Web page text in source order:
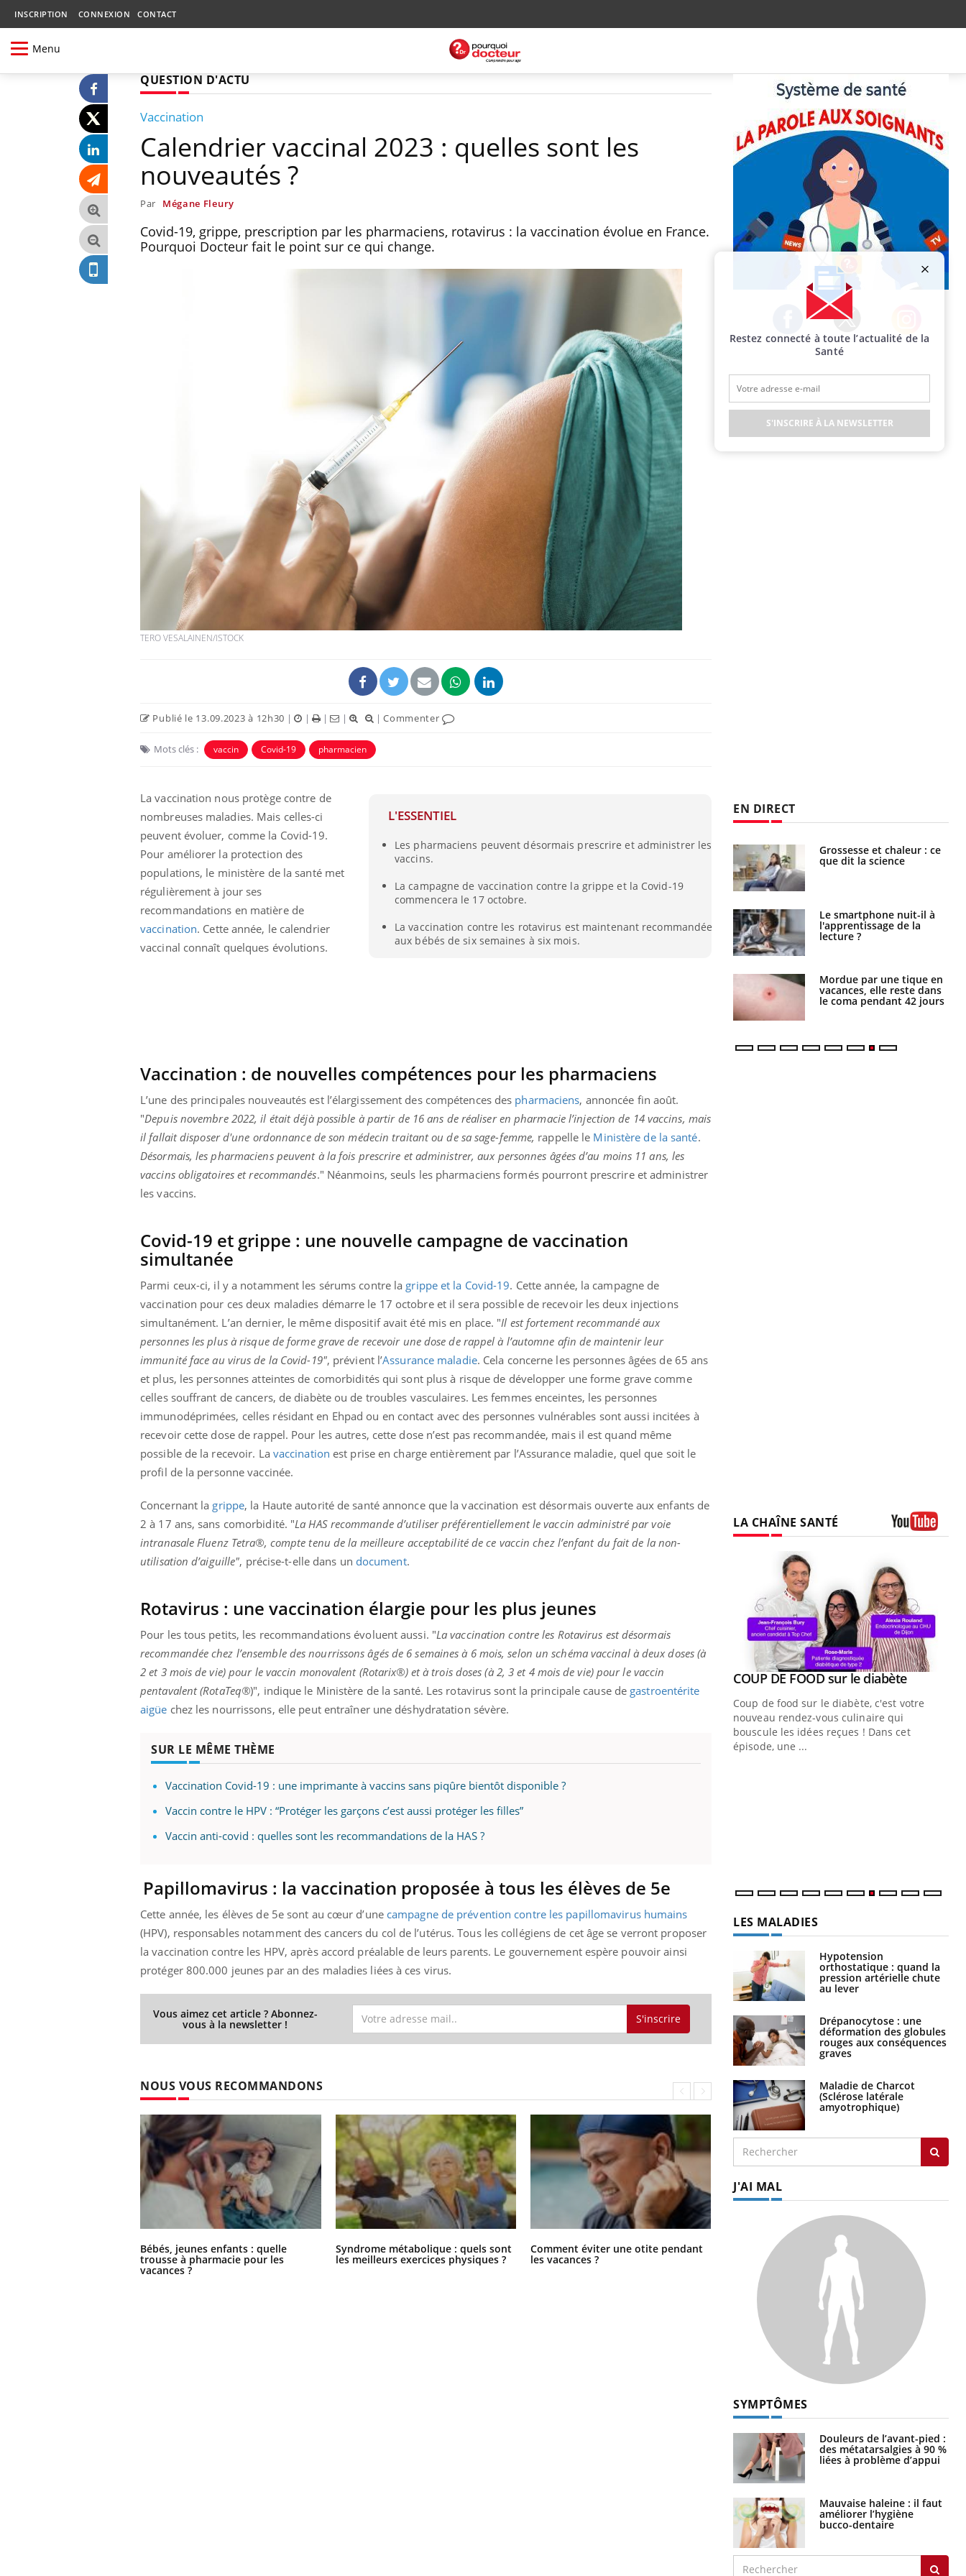
INSCRIPTION CONNEXION CONTACT
Menu
QUESTION D'ACTU
Vaccination
Calendrier vaccinal 2023 : quelles sont les
nouveautés ?
Par Mégane Fleury
Covid-19, grippe, prescription par les pharmaciens, rotavirus : la vaccination évolue en France.
Pourquoi Docteur fait le point sur ce qui change.
TERO VESALAINEN/ISTOCK
Publié le 13.09.2023 à 12h30 | | | | |Commenter
Mots clés : vaccin Covid-19 pharmacien
L'ESSENTIEL
Les pharmaciens peuvent désormais prescrire et administrer les
vaccins.
La campagne de vaccination contre la grippe et la Covid-19
commencera le 17 octobre.
La vaccination contre les rotavirus est maintenant recommandée
aux bébés de six semaines à six mois.
La vaccination nous protège contre de
nombreuses maladies. Mais celles-ci
peuvent évoluer, comme la Covid-19.
Pour améliorer la protection des
populations, le ministère de la santé met
régulièrement à jour ses
recommandations en matière de
vaccination. Cette année, le calendrier
vaccinal connaît quelques évolutions.
Vaccination : de nouvelles compétences pour les pharmaciens
L’une des principales nouveautés est l’élargissement des compétences des pharmaciens, annoncée fin août.
"Depuis novembre 2022, il était déjà possible à partir de 16 ans de réaliser en pharmacie l’injection de 14 vaccins, mais
il fallait disposer d'une ordonnance de son médecin traitant ou de sa sage-femme, rappelle le Ministère de la santé.
Désormais, les pharmaciens peuvent à la fois prescrire et administrer, aux personnes âgées d’au moins 11 ans, les
vaccins obligatoires et recommandés." Néanmoins, seuls les pharmaciens formés pourront prescrire et administrer
les vaccins.
Covid-19 et grippe : une nouvelle campagne de vaccination
simultanée
Parmi ceux-ci, il y a notamment les sérums contre la grippe et la Covid-19. Cette année, la campagne de
vaccination pour ces deux maladies démarre le 17 octobre et il sera possible de recevoir les deux injections
simultanément. L’an dernier, le même dispositif avait été mis en place. "Il est fortement recommandé aux
personnes les plus à risque de forme grave de recevoir une dose de rappel à l’automne afin de maintenir leur
immunitéface au virus de la Covid-19", prévient l’Assurance maladie. Cela concerne les personnes âgées de 65 ans
et plus, les personnes atteintes de comorbidités qui sont plus à risque de développer une forme grave comme
celles souffrant de cancers, de diabète ou de troubles vasculaires. Les femmes enceintes, les personnes
immunodéprimées, celles résidant en Ehpad ou en contact avec des personnes vulnérables sont aussi incitées à
recevoir cette dose de rappel. Pour les autres, cette dose n’est pas recommandée, mais il est quand même
possible de la recevoir. La vaccination est prise en charge entièrement par l’Assurance maladie, quel que soit le
profil de la personne vaccinée.
Concernant la grippe, la Haute autorité de santé annonce que la vaccination est désormais ouverte aux enfants de
2 à 17 ans, sans comorbidité. "La HAS recommande d’utiliser préférentiellement le vaccin administré par voie
intranasale Fluenz Tetra®, compte tenu de la meilleure acceptabilité de ce vaccin chez l’enfant du fait de la non-
utilisation d’aiguille", précise-t-elle dans un document.
Rotavirus : une vaccination élargie pour les plus jeunes
Pour les tous petits, les recommandations évoluent aussi. "La vaccination contre les Rotavirus est désormais
recommandée chez l’ensemble des nourrissons âgés de 6 semaines à 6 mois, selon un schéma vaccinal à deux doses (à
2 et 3 mois de vie) pour le vaccin monovalent (Rotarix®) et à trois doses (à 2, 3 et 4 mois de vie) pour le vaccin
pentavalent (RotaTeq®)", indique le Ministère de la santé. Les rotavirus sont la principale cause de gastroentérite
aigüe chez les nourrissons, elle peut entraîner une déshydratation sévère.
SUR LE MÊME THÈME
Vaccination Covid-19 : une imprimante à vaccins sans piqûre bientôt disponible ?
Vaccin contre le HPV : “Protéger les garçons c’est aussi protéger les filles”
Vaccin anti-covid : quelles sont les recommandations de la HAS ?
Papillomavirus : la vaccination proposée à tous les élèves de 5e
Cette année, les élèves de 5e sont au cœur d’une campagne de prévention contre les papillomavirus humains
(HPV), responsables notamment des cancers du col de l’utérus. Tous les collégiens de cet âge se verront proposer
la vaccination contre les HPV, après accord préalable de leurs parents. Le gouvernement espère pouvoir ainsi
protéger 800.000 jeunes par an des maladies liées à ces virus.
Vous aimez cet article ? Abonnez-
vous à la newsletter ! S'inscrire
NOUS VOUS RECOMMANDONS
Bébés, jeunes enfants : quelle
trousse à pharmacie pour les
vacances ?
Syndrome métabolique : quels sont
les meilleurs exercices physiques ?
Comment éviter une otite pendant
les vacances ?
Hantavirus : un cas détecté chez un
touriste en France
Facebook Twitter Instagram
EN DIRECT
Chikungunya, dengue,
West Nile : que se passe-
t-il dans le sud de la
France ?
Les médicaments GLP-1
protègent-ils aussi les os
?
La sieste empêche-t-elle
de dormir la nuit ?
tous les jours se profile-t-
elle enfin ?
Fortes chaleurs :
freiner la propagation du
Grossesse et chaleur : ce
que dit la science
Le smartphone nuit-il à
l'apprentissage de la
lecture ?
Mordue par une tique en
vacances, elle reste dans
le coma pendant 42 jours
LA CHAÎNE SANTÉ
Eczéma Chronique des Mains : se
préparer pour l’été !Youtube
L'été arrive… et avec lui, un tout nouveau
soleil, activités en plein air… Nos mains
Youtube
Diabète & Ramadan 2026Youtube
Le Ramadan approche, et, pour de
nombreuses personnes atteintes de
Youtube
Un « jumeau numérique » pour
faciliter l’accès à la médecine
Youtube
COUP DE FOOD sur le diabèteYoutube
Coup de food sur le diabète, c'est votre
nouveau rendez-vous culinaire qui
bouscule les idées reçues ! Dans cet
épisode, une ...
LES MALADIES
Hypotension
orthostatique : quand la
pression artérielle chute
au lever
Drépanocytose : une
déformation des globules
rouges aux conséquences
graves
Maladie de Charcot
(Sclérose latérale
amyotrophique)
J'AI MAL
SYMPTÔMES
Douleurs de l’avant-pied :
des métatarsalgies à 90 %
liées à problème d’appui
Mauvaise haleine : il faut
améliorer l’hygiène
bucco-dentaire
Restez connecté à toute l’actualité de la
Santé
S'INSCRIRE À LA NEWSLETTER